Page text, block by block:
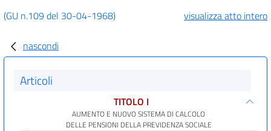
(GU n.109 del 30-04-1968)
visualizza atto intero
nascondi
Articoli
TITOLO I
AUMENTO E NUOVO SISTEMA DI CALCOLO
DELLE PENSIONI DELLA PREVIDENZA SOCIALE